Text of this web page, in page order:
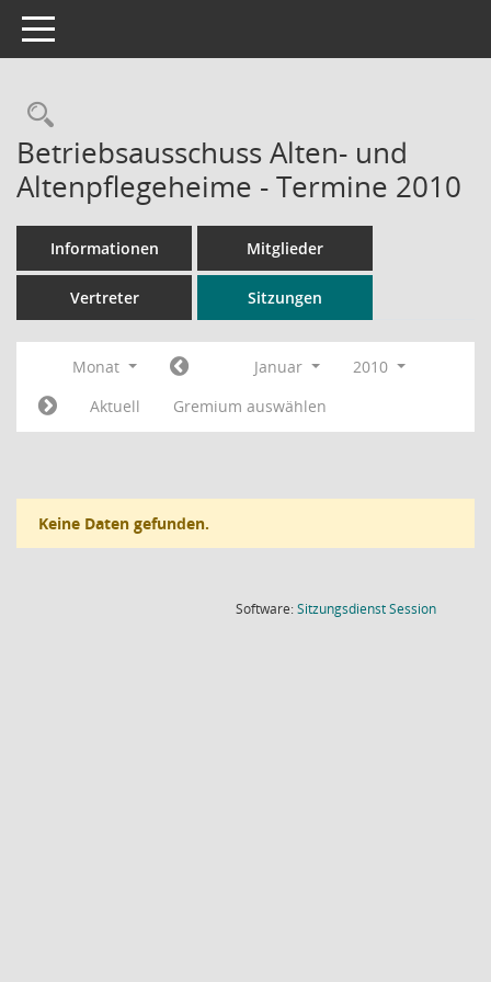
Toggle navigation
Rechercheauswahl
Betriebsausschuss Alten- und
Altenpflegeheime - Termine 2010
Informationen Mitglieder
Vertreter Sitzungen
Monat Januar
2010
Aktuell
Gremium auswählen
Keine Daten gefunden.
Software:SitzungsdienstSession(Wird in